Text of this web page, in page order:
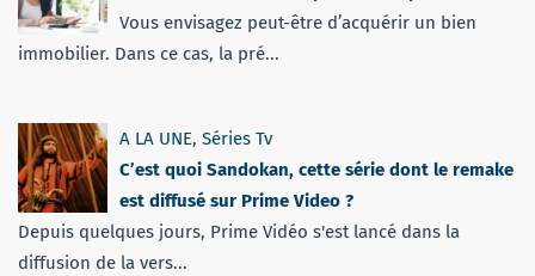
Vous envisagez peut-être d’acquérir un bien
immobilier. Dans ce cas, la pré...
A LA UNE, Séries Tv
C’est quoi Sandokan, cette série dont le remake
est diffusé sur Prime Video ?
Depuis quelques jours, Prime Vidéo s'est lancé dans la
diffusion de la vers...